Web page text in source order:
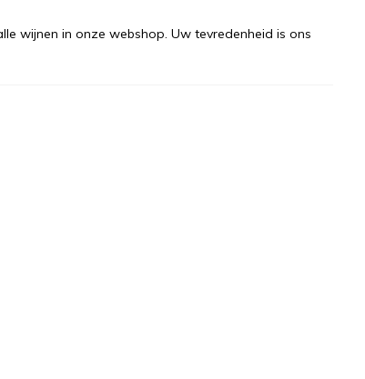
wijnen in onze webshop. Uw tevredenheid is ons